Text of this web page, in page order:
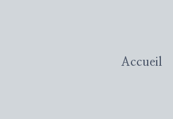
Accueil